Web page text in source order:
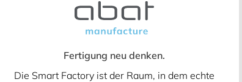
Fertigung neu denken.
Die Smart Factory ist der Raum, in dem echte